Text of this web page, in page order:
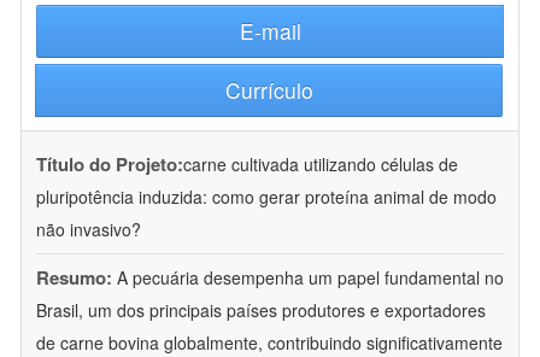
E-mail
Currículo
Título do Projeto:carne cultivada utilizando células de
pluripotência induzida: como gerar proteína animal de modo
não invasivo?
Resumo: A pecuária desempenha um papel fundamental no
Brasil, um dos principais países produtores e exportadores
de carne bovina globalmente, contribuindo significativamente